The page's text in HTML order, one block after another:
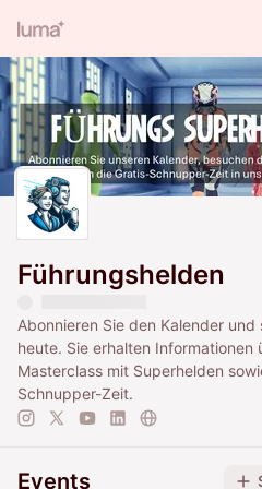
Führungshelden
Abonnieren Sie den Kalender
heute. Sie erhalten Informationen
Masterclass mit Superhelden
Schnupper-Zeit.
Events